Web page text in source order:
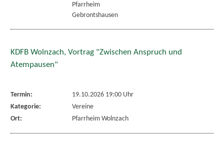
Pfarrheim
Gebrontshausen
KDFB Wolnzach, Vortrag "Zwischen Anspruch und
Atempausen"
Termin:
19.10.2026 19:00 Uhr
Kategorie:
Vereine
Ort:
Pfarrheim Wolnzach